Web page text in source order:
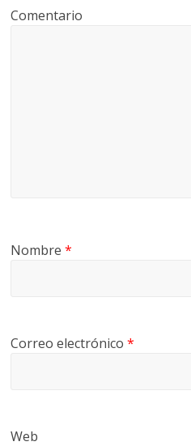
Comentario
Nombre*
Correo electrónico*
Web